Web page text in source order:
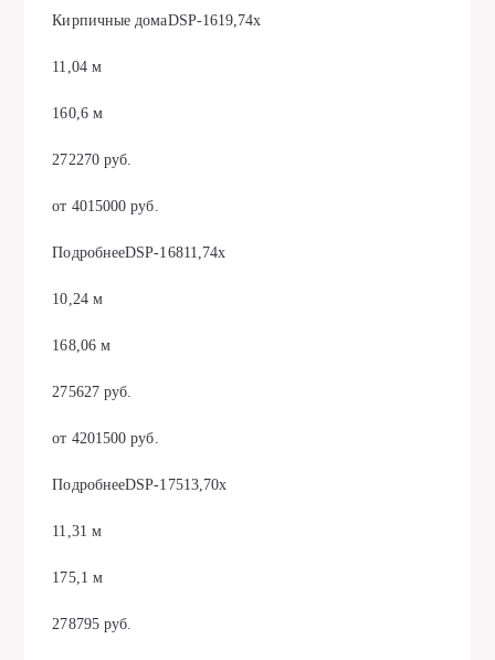
Кирпичные домаDSP-1619,74х
11,04 м
160,6 м
272270 руб.
от 4015000 руб.
ПодробнееDSP-16811,74х
10,24 м
168,06 м
275627 руб.
от 4201500 руб.
ПодробнееDSP-17513,70х
11,31 м
175,1 м
278795 руб.